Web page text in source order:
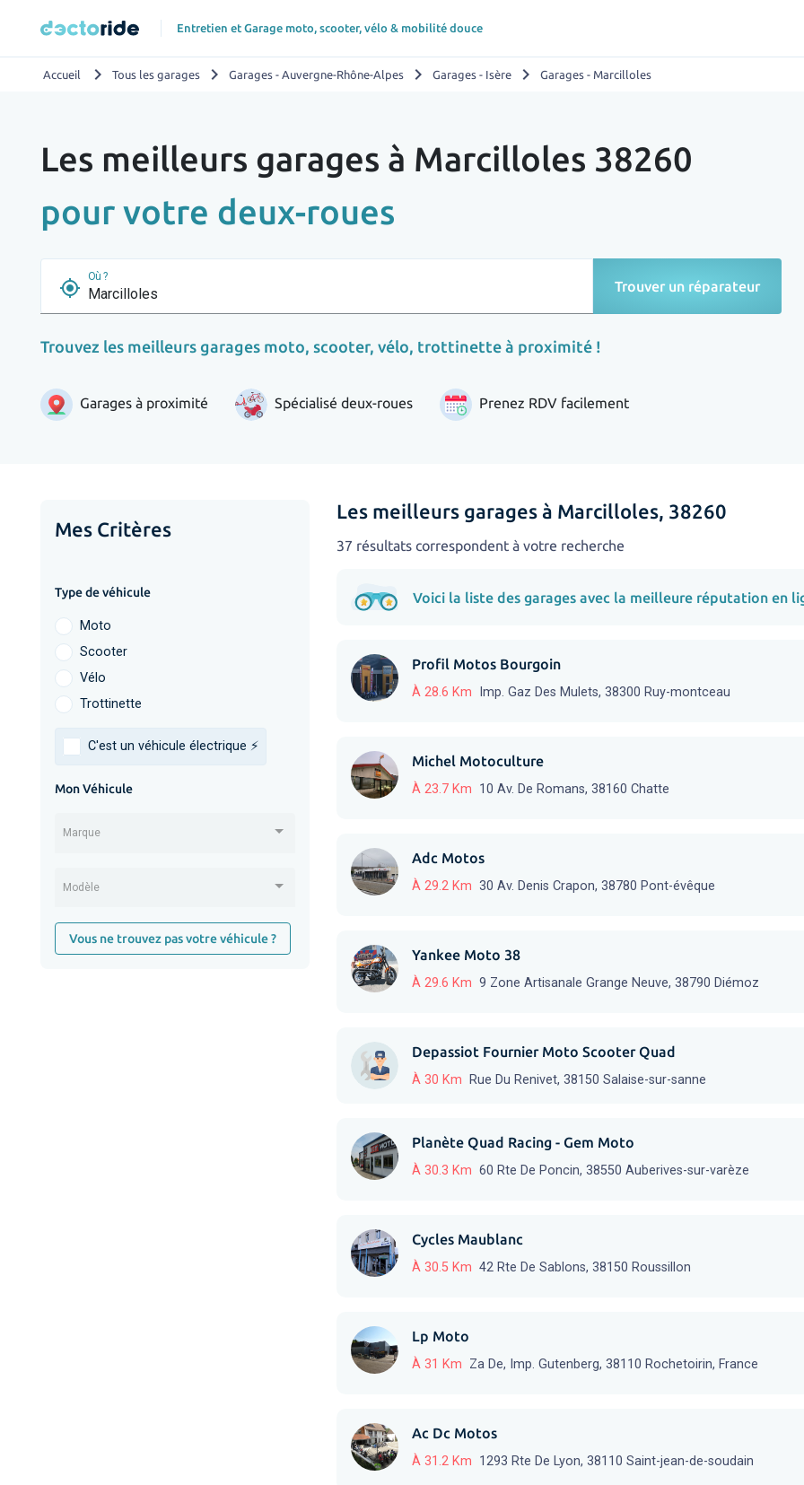
Entretien et Garage moto, scooter, vélo & mobilité douce
Accueil chevron_right Tous les garages chevron_right Garages - Auvergne-Rhône-Alpes chevron_right Garages - Isère chevron_right Garages - Marcilloles
Les meilleurs garages à Marcilloles 38260
pour votre deux-roues
my_location
Où ?
Trouver un réparateur
Trouvez les meilleurs garages moto, scooter, vélo, trottinette à proximité !
Garages à proximité Spécialisé deux-roues Prenez RDV facilement
Mes Critères
Type de véhicule
Moto
Scooter
Vélo
Trottinette
C'est un véhicule électrique ⚡️
Mon Véhicule
Marque
Modèle
Vous ne trouvez pas votre véhicule ?
Les meilleurs garages à Marcilloles, 38260
37 résultats correspondent à votre recherche
Voici la liste des garages avec la meilleure réputation en
Profil Motos Bourgoin
À 28.6 Km Imp. Gaz Des Mulets, 38300 Ruy-montceau
Michel Motoculture
À 23.7 Km 10 Av. De Romans, 38160 Chatte
Adc Motos
À 29.2 Km 30 Av. Denis Crapon, 38780 Pont-évêque
Yankee Moto 38
À 29.6 Km 9 Zone Artisanale Grange Neuve, 38790 Diémoz
Depassiot Fournier Moto Scooter Quad
À 30 Km Rue Du Renivet, 38150 Salaise-sur-sanne
Planète Quad Racing - Gem Moto
À 30.3 Km 60 Rte De Poncin, 38550 Auberives-sur-varèze
Cycles Maublanc
À 30.5 Km 42 Rte De Sablons, 38150 Roussillon
Lp Moto
À 31 Km Za De, Imp. Gutenberg, 38110 Rochetoirin, France
Ac Dc Motos
À 31.2 Km 1293 Rte De Lyon, 38110 Saint-jean-de-soudain